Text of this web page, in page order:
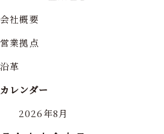
会社概要
営業拠点
沿革
カレンダー
2026年8月